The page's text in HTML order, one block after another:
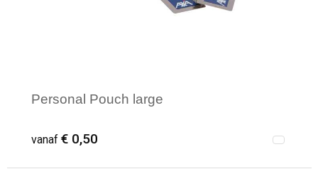
Personal Pouch large
vanaf € 0,50